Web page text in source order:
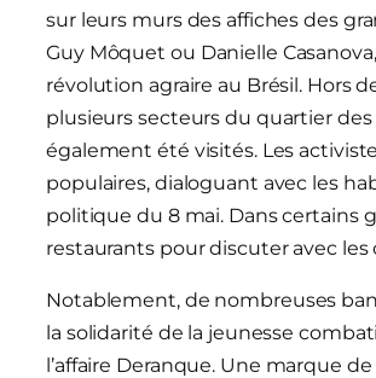
sur leurs murs des affiches des
Guy Môquet ou Danielle
révolution agraire au Brésil. Hors
plusieurs secteurs du quartier
également été visités. Les
populaires, dialoguant avec les
politique du 8 mai. Dans certains
restaurants pour discuter avec les
Notablement, de nombreuses
la solidarité de la jeunesse
l’affaire Deranque. Une marque